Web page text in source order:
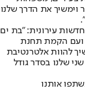
וימשיך את הדרך שלנו
עירונית: "בת ים
ועם הקמת תחנת
להוות אלטרנטיבת
שלנו בסדר גודל
אותנו